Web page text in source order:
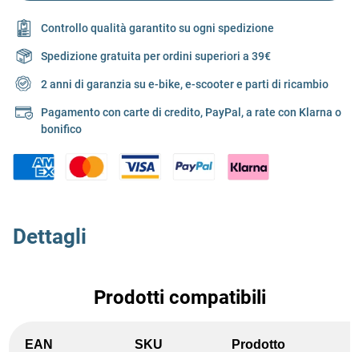
Controllo qualità garantito su ogni spedizione
Spedizione gratuita per ordini superiori a 39€
2 anni di garanzia su e-bike, e-scooter e parti di ricambio
Pagamento con carte di credito, PayPal, a rate con Klarna o
bonifico
Dettagli
Prodotti compatibili
EAN SKU Prodotto